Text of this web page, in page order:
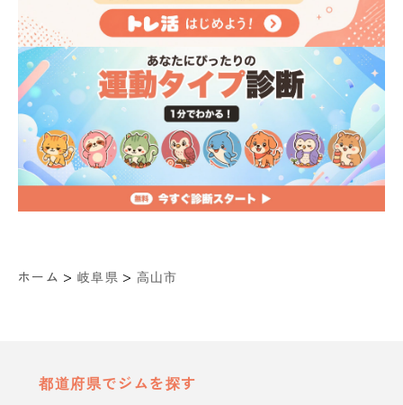
ホーム > 岐阜県 > 高山市
都道府県でジムを探す